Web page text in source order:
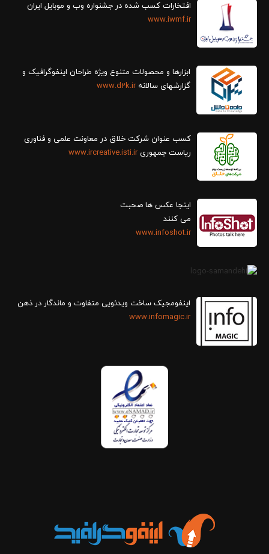
افتخارات کسب شده در جشنواره وب و موبایل ایران
www.iwmf.ir
ابزارها و محصولات متنوع ویژه طراحان اینفوگرافیک و
گزارش‎های سالانه
www.d2k.ir
کسب عنوان شرکت خلاق در معاونت علمی و فناوری
ریاست جمهوریwww.ircreative.isti.ir
اینجا عکس ها صحبت
می کنند
www.infoshot.ir
اینفومجیک ساخت ویدئویی متفاوت و ماندگار در ذهن
www.infomagic.ir